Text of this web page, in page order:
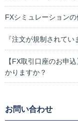
FXシミュレーション
『注文が規制されて
【FX取引口座のお申
かりますか？
お問い合わせ